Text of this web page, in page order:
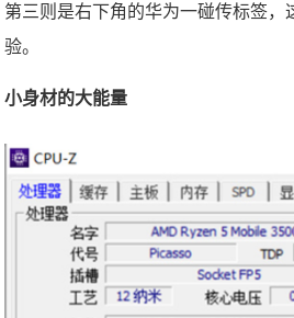
第三则是右下角的华为一碰传标签，
验。
小身材的大能量